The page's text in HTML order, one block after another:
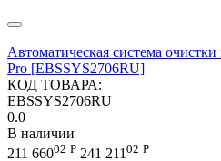
Автоматическая система
Pro [EBSSYS2706RU]
КОД ТОВАРА:
EBSSYS2706RU
0.0
В наличии
211 66002 Р 241 211 02 Р